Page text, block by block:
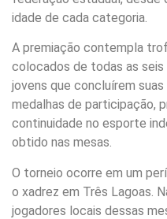
idade de cada categoria.
A premiação contempla
colocados de todas as
jovens que concluírem
medalhas de participação,
continuidade no esporte
obtido nas mesas.
O torneio ocorre em um
o xadrez em Três Lagoas.
jogadores locais dessas